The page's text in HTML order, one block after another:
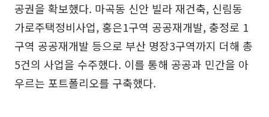
공권을 확보했다. 마곡동 신안 빌라 재건축, 신림동
가로주택정비사업, 홍은1구역 공공재개발, 충정로 1
구역 공공재개발 등으로 부산 명장3구역까지 더해 총
5건의 사업을 수주했다. 이를 통해 공공과 민간을 아
우르는 포트폴리오를 구축했다.